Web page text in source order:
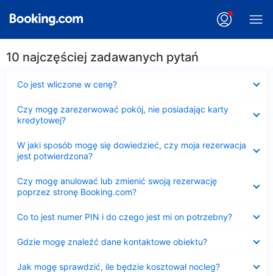
10 najczęściej zadawanych pytań
Co jest wliczone w cenę?
Czy mogę zarezerwować pokój, nie posiadając karty
kredytowej?
W jaki sposób mogę się dowiedzieć, czy moja rezerwacja
jest potwierdzona?
Czy mogę anulować lub zmienić swoją rezerwację
poprzez stronę Booking.com?
Co to jest numer PIN i do czego jest mi on potrzebny?
Gdzie mogę znaleźć dane kontaktowe obiektu?
Jak mogę sprawdzić, ile będzie kosztował nocleg?